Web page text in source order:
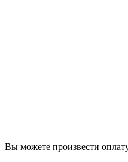
Вы можете произвести